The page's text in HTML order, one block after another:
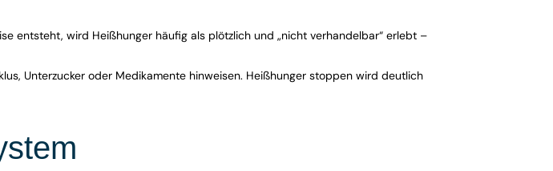
entsteht, wird Heißhunger häufig als plötzlich und „nicht verhandelbar“ erlebt –
Unterzucker oder Medikamente hinweisen. Heißhunger stoppen wird deutlich